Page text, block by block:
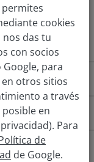
Vic
permites
cookies
nos das tu
con socios
para
otros sitios
a través
en
Para
de
de Google.